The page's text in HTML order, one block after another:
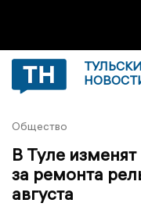
Общество
В Туле
за ремонта
августа